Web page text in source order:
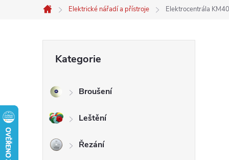
Domů
Elektrické nářadí a přístroje Elektrocentrála
s
kategorie
Kategorie
Broušení
Leštění
Řezání